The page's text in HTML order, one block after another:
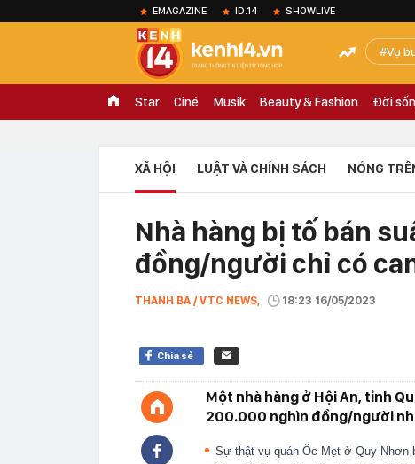
EMAGAZINE ID.14 SHOWLIVE
Vụ
Star Ciné Musik Beauty & Fashion Đời
XÃ HỘI LUẬT VÀ CHÍNH SÁCH NÓNG
Nhà hàng bị tố bán
đồng/người chỉ có
THANH BA / VTC NEWS, 18:23 16/05/2023
Chia sẻ
Một nhà hàng ở Hội An, tỉnh
200.000 nghìn đồng/người
Sự thật vụ quán Ốc Mẹt ở Quy Nhơn